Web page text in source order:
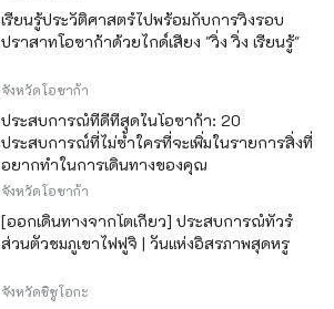
เรียนรู้ประวัติศาสตร์ไปพร้อมกับการวิ่งรอบ
ปราสาทโอซาก้าด้วยไกด์เสียง "วิ่ง วิ่ง เรียนรู้"
จังหวัดโอซาก้า
ประสบการณ์ที่ดีที่สุดในโอซาก้า: 20
ประสบการณ์ที่ไม่ซ้ำใครที่จะเพิ่มในรายการสิ่งที่
อยากทำในการเดินทางของคุณ
จังหวัดโอซาก้า
[ออกเดินทางจากโตเกียว] ประสบการณ์ทัวร์
ส่วนตัวชมภูเขาไฟฟูจิ | วันแห่งอิสรภาพสุดหรู
จังหวัดชิซูโอกะ